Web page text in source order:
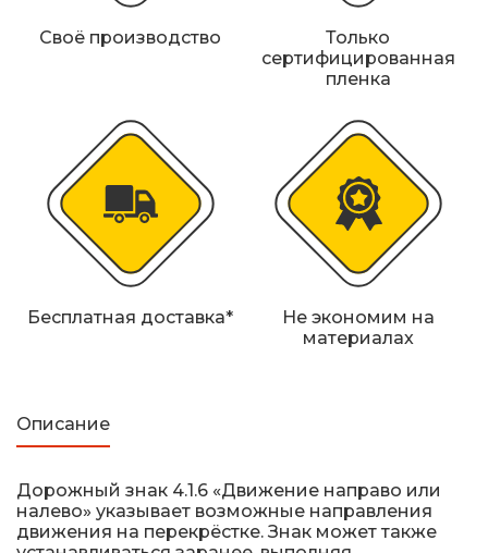
Железнодорожные путевые знаки
Прочее
Своё производство
Только
сертифицированная
пленка
Бесплатная доставка*
Не экономим на
материалах
Описание
Дорожный знак 4.1.6 «Движение направо или
налево» указывает возможные направления
движения на перекрёстке. Знак может также